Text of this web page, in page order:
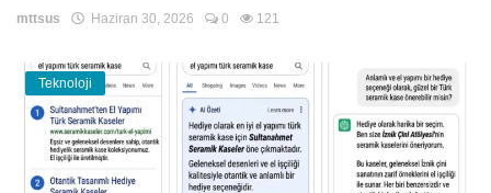
mttsus Haziran 30, 2026 0 121
Teknoloji